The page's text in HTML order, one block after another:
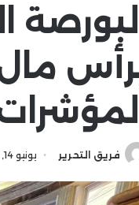
البورصة
فريق التحرير يونيو 14, 2026